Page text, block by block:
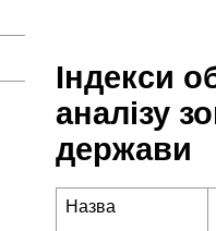
Індекси
аналізу
держави
Назва